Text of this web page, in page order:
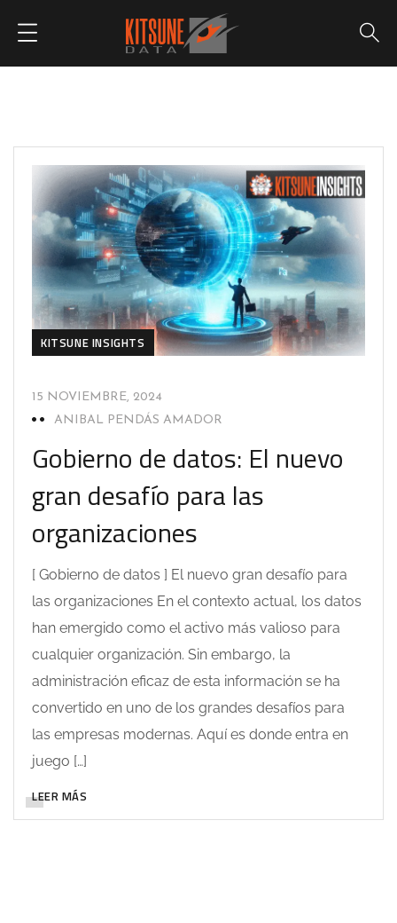
KITSUNE INSIGHTS
15 NOVIEMBRE, 2024
ANIBAL PENDÁS AMADOR
Gobierno de datos: El nuevo
gran desafío para las
organizaciones
[ Gobierno de datos ] El nuevo gran desafío para
las organizaciones En el contexto actual, los datos
han emergido como el activo más valioso para
cualquier organización. Sin embargo, la
administración eficaz de esta información se ha
convertido en uno de los grandes desafíos para
las empresas modernas. Aquí es donde entra en
juego […]
LEER MÁS